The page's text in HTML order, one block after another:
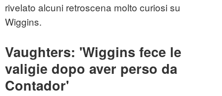
rivelato alcuni retroscena molto curiosi su
Wiggins.
Vaughters: 'Wiggins fece le
valigie dopo aver perso da
Contador'